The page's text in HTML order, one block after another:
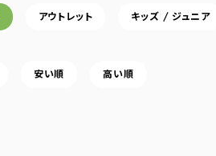
アウトレット キッズ / ジュニア
安い順 高い順